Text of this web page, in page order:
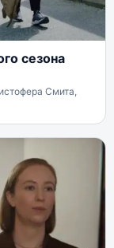
сезона
Смита,